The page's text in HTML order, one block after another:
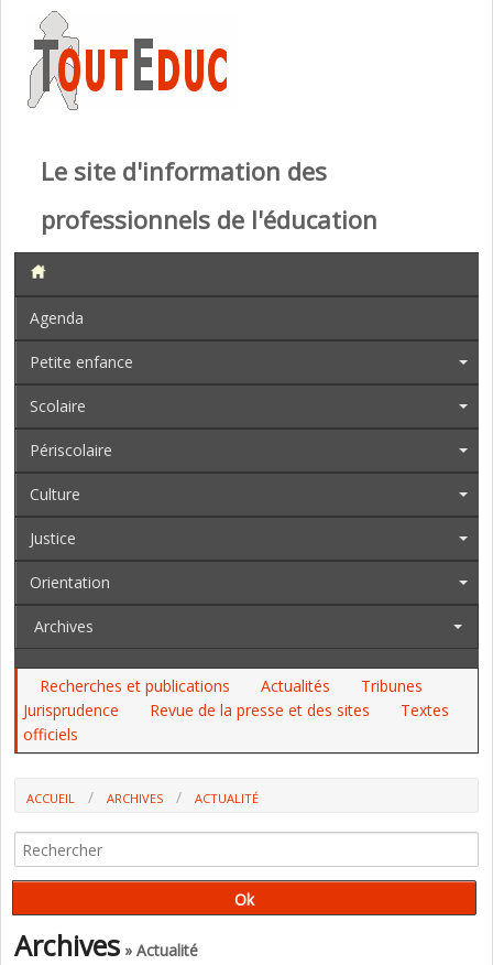
Le site d'information des
professionnels de l'éducation
Agenda
Petite enfance
Scolaire
Périscolaire
Culture
Justice
Orientation
Archives
Recherches et publications Actualités
Tribunes
Jurisprudence
Revue de la presse et des sites
Textes
officiels
ACCUEIL ARCHIVES
ACTUALITÉ
Archives » Actualité